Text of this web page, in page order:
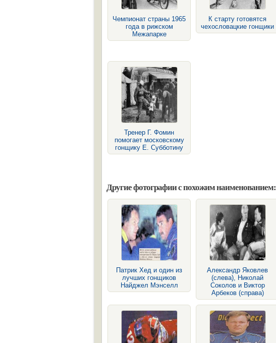
Чемпионат страны 1965
года в рижском
Межапарке
К старту готовятся
чехословацкие гонщики
Тренер Г. Фомин
помогает московскому
гонщику Е. Субботину
Другие фотографии с похожим наименованием:
Патрик Хед и один из
лучших гонщиков
Найджел Мэнселл
Александр Яковлев
(слева), Николай
Соколов и Виктор
Арбеков (справа)